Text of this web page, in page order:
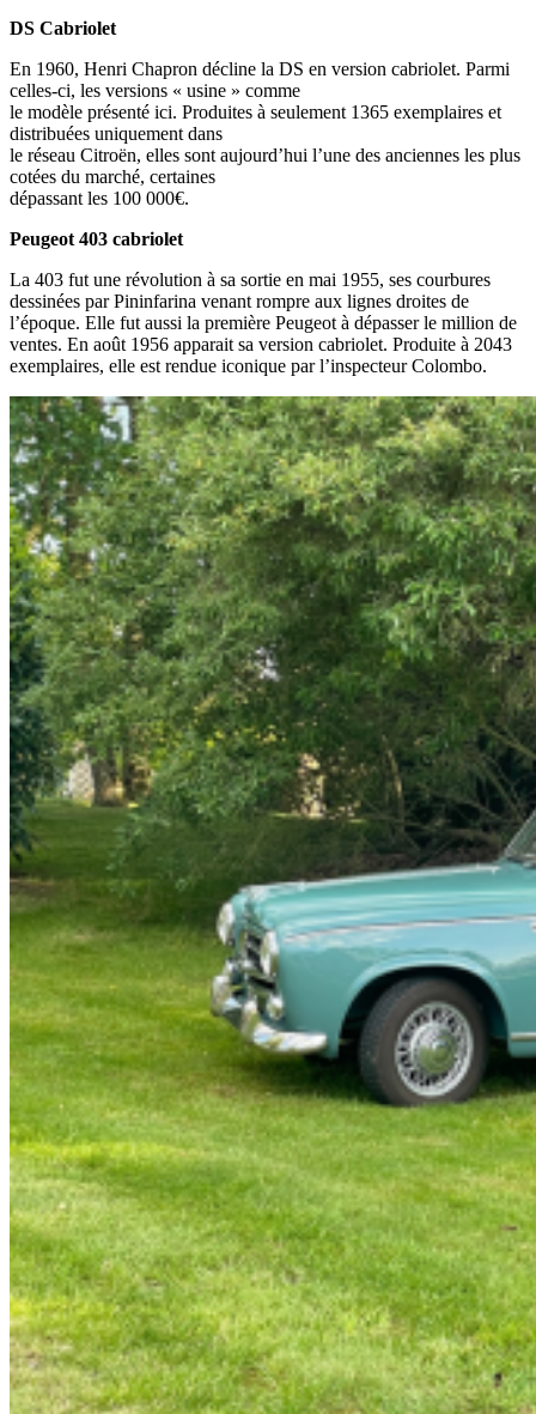
DS Cabriolet
En 1960, Henri Chapron décline la DS en version cabriolet. Parmi
celles-ci, les versions « usine » comme
le modèle présenté ici. Produites à seulement 1365 exemplaires et
distribuées uniquement dans
le réseau Citroën, elles sont aujourd’hui l’une des anciennes les plus
cotées du marché, certaines
dépassant les 100 000€.
Peugeot 403 cabriolet
La 403 fut une révolution à sa sortie en mai 1955, ses courbures
dessinées par Pininfarina venant rompre aux lignes droites de
l’époque. Elle fut aussi la première Peugeot à dépasser le million de
ventes. En août 1956 apparait sa version cabriolet. Produite à 2043
exemplaires, elle est rendue iconique par l’inspecteur Colombo.